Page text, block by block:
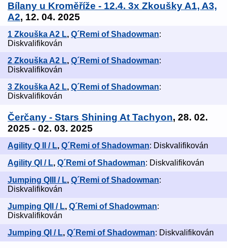
Bílany u Kroměříže - 12.4. 3x Zkoušky A1, A3,
A2, 12. 04. 2025
1 Zkouška A2 L, Q´Remi of Shadowman:
Diskvalifikován
2 Zkouška A2 L, Q´Remi of Shadowman:
Diskvalifikován
3 Zkouška A2 L, Q´Remi of Shadowman:
Diskvalifikován
Čerčany - Stars Shining At Tachyon, 28. 02.
2025 - 02. 03. 2025
Agility Q II / L, Q´Remi of Shadowman: Diskvalifikován
Agility QI / L, Q´Remi of Shadowman: Diskvalifikován
Jumping QIII / L, Q´Remi of Shadowman:
Diskvalifikován
Jumping QII / L, Q´Remi of Shadowman:
Diskvalifikován
Jumping QI / L, Q´Remi of Shadowman: Diskvalifikován